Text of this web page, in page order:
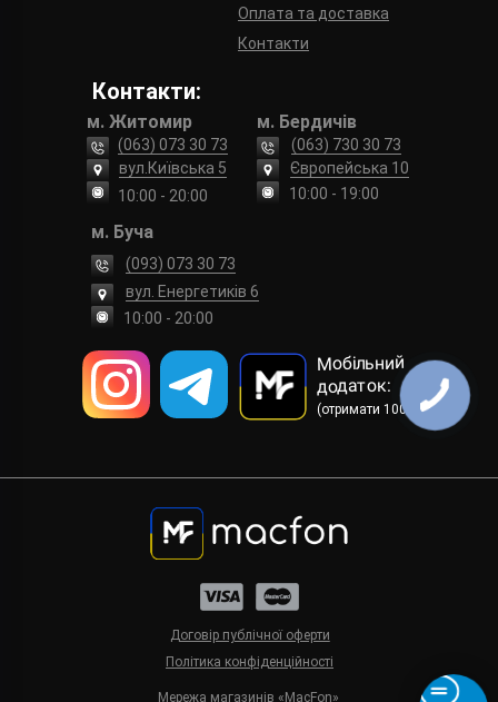
Оплата та доставка
Контакти
Контакти:
м. Житомир
вул.Київська 5
10:00 - 20:00
(063) 073 30 73
м. Бердичів
Європейська 10
10:00 - 19:00
(063) 730 30 73
Мобільний
додаток:
(отримати 100 грн)
Мережа магазинів «MacFon»
Політика конфіденційності
Договір публічної оферти
м. Буча
вул. Енергетиків 6
(093) 073 30 73
10:00 - 20:00